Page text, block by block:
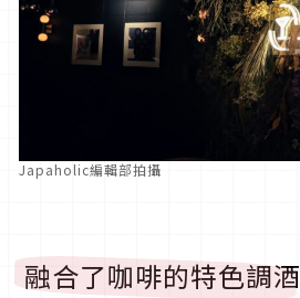
Japaholic編輯部拍攝
融合了咖啡的特色調酒